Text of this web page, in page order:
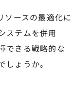
ソースの最適化に
ステムを併用
できる戦略的な
ょうか。